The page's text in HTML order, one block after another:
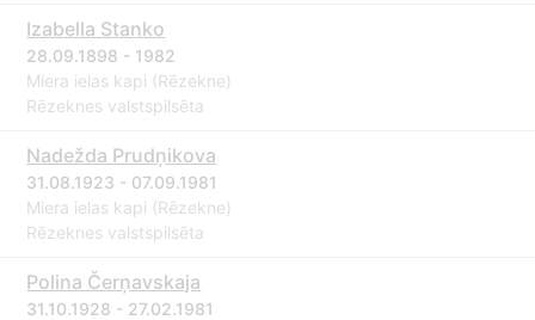
Izabella Stanko
28.09.1898 - 1982
Miera ielas kapi (Rēzekne)
Rēzeknes valstspilsēta
Nadežda Prudņikova
31.08.1923 - 07.09.1981
Miera ielas kapi (Rēzekne)
Rēzeknes valstspilsēta
Polina Čerņavskaja
31.10.1928 - 27.02.1981